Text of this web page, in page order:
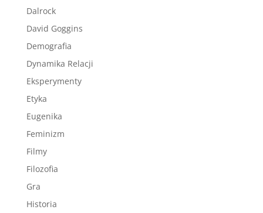
Dalrock
David Goggins
Demografia
Dynamika Relacji
Eksperymenty
Etyka
Eugenika
Feminizm
Filmy
Filozofia
Gra
Historia